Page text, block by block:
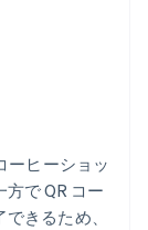
ーヒーショッ
で QR コー
きるため、